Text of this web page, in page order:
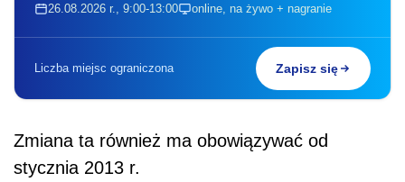
26.08.2026 r., 9:00-13:00 online, na żywo + nagranie
Liczba miejsc ograniczona Zapisz się
Zmiana ta również ma obowiązywać od
stycznia 2013 r.